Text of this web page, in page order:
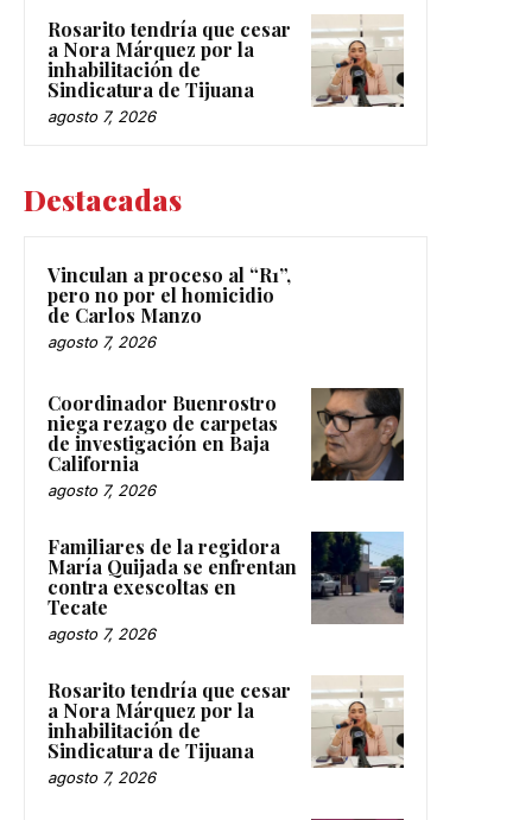
Rosarito tendría que cesar
a Nora Márquez por la
inhabilitación de
Sindicatura de Tijuana
agosto 7, 2026
Destacadas
Vinculan a proceso al “R1”,
pero no por el homicidio
de Carlos Manzo
agosto 7, 2026
Coordinador Buenrostro
niega rezago de carpetas
de investigación en Baja
California
agosto 7, 2026
Familiares de la regidora
María Quijada se enfrentan
contra exescoltas en
Tecate
agosto 7, 2026
Rosarito tendría que cesar
a Nora Márquez por la
inhabilitación de
Sindicatura de Tijuana
agosto 7, 2026